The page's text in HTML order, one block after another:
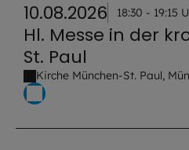
10.08.2026 18:30 - 19:15
Hl. Messe in der
St. Paul
Kirche München-St. Paul,